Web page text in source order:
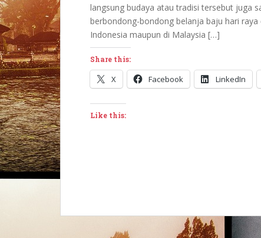
langsung budaya atau tradisi tersebut juga
berbondong-bondong belanja baju hari
Indonesia maupun di Malaysia […]
Share this:
X Facebook LinkedIn
Like this: